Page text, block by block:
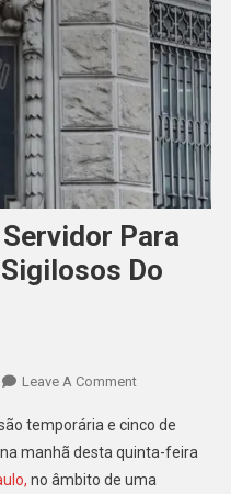
Servidor Para
Do
Leave A CommentOn
Usa
Senha
De
temporária e cinco de
manhã desta quinta-feira
no âmbito de uma